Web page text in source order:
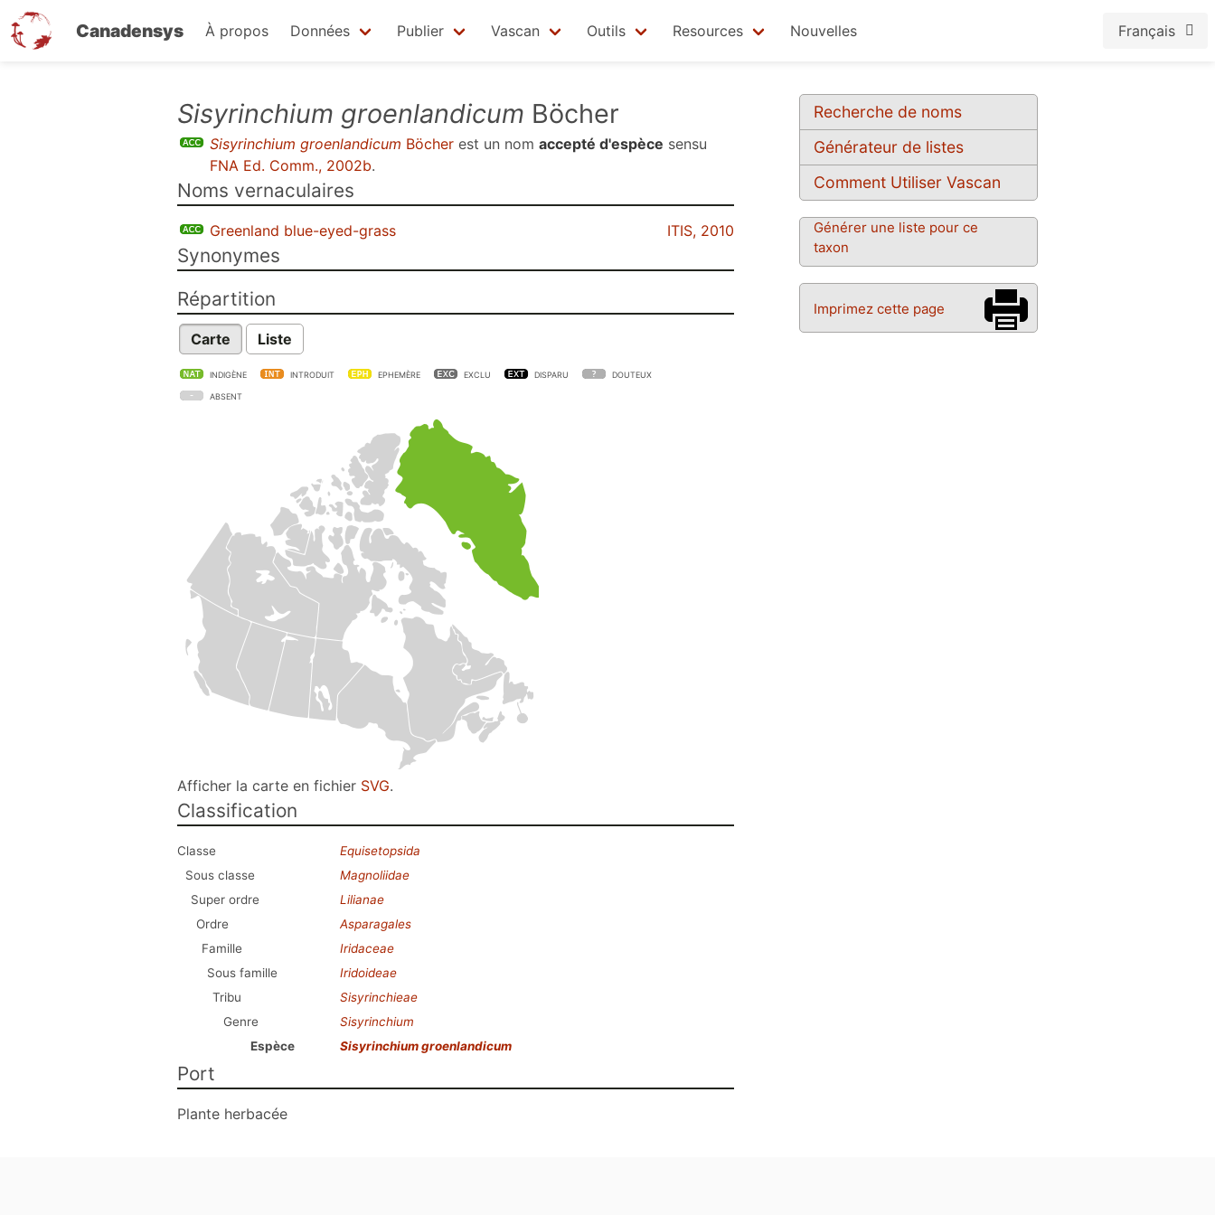
Canadensys À propos Données Publier Vascan Outils Resources Nouvelles Français
Recherche de noms
Générateur de listes
Comment Utiliser Vascan
Générer une liste pour ce
taxon
Imprimez cette page
Sisyrinchium groenlandicum Böcher
Sisyrinchium groenlandicum Böcher est un nom accepté d'espèce sensu
FNA Ed. Comm., 2002b.
Noms vernaculaires
Greenland blue-eyed-grass ITIS, 2010
Synonymes
Répartition
Carte Liste
INDIGÈNE INTRODUIT EPHEMÈRE EXCLU DISPARU DOUTEUX
ABSENT
Afficher la carte en fichier SVG.
Classification
Classe
Equisetopsida
Sous classe
Magnoliidae
Super ordre
Lilianae
Ordre
Asparagales
Famille
Iridaceae
Sous famille
Iridoideae
Tribu
Sisyrinchieae
Genre
Sisyrinchium
Espèce
Sisyrinchium groenlandicum
Port
Plante herbacée